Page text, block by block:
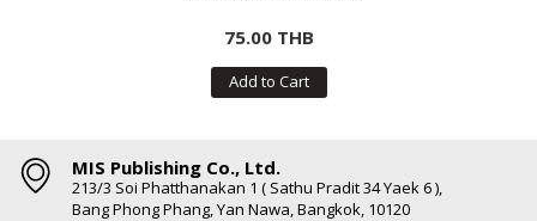
75.00 THB
Add to Cart
MIS Publishing Co., Ltd.
213/3 Soi Phatthanakan 1 ( Sathu Pradit 34 Yaek 6 ),
Bang Phong Phang, Yan Nawa, Bangkok, 10120